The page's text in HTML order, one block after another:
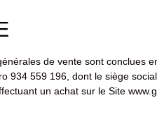
de vente sont conclues
934 559 196, dont le siège
un achat sur le Site